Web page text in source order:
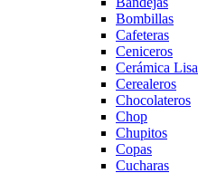
Bombillas
Cafeteras
Ceniceros
Cerámica Lisa
Cerealeros
Chocolateros
Chop
Chupitos
Copas
Cucharas